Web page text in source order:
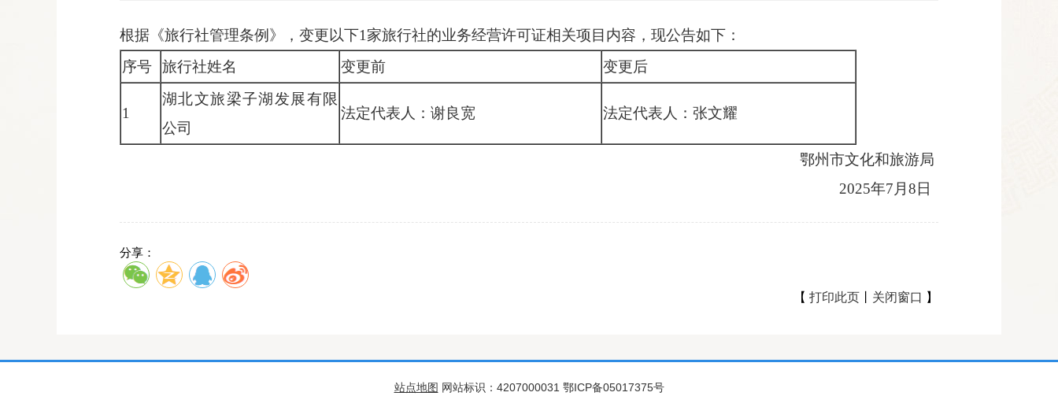
根据《旅行社管理条例》，变更以下1家旅行社的业务经营许可证相关项目内容 ，现公告如下：
序号
旅行社姓名 变更前 变更后
1
湖北文旅梁子湖发展有限
公司
法定代表人： 谢良宽 法定代表人： 张文耀
鄂州市文化和旅游局
2025年7月8日
分享：
【 打印此页 关闭窗口 】
站点地图 网站标识：4207000031 鄂ICP备05017375号